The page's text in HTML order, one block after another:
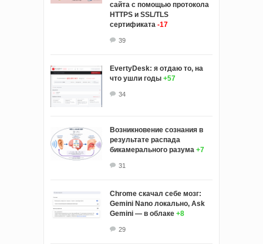
сайта с помощью протокола
HTTPS и SSL/TLS
сертификата -17
39
EvertyDesk: я отдаю то, на
что ушли годы +57
34
Возникновение сознания в
результате распада
бикамерального разума +7
31
Chrome скачал себе мозг:
Gemini Nano локально, Ask
Gemini — в облаке +8
29